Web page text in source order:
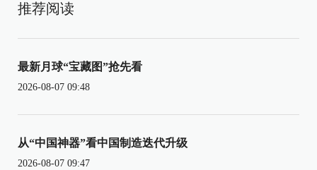
推荐阅读
最新月球“宝藏图”抢先看
2026-08-07 09:48
从“中国神器”看中国制造迭代升级
2026-08-07 09:47